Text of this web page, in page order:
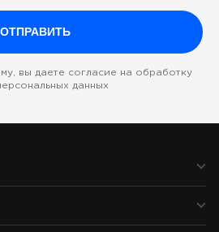
вы даете согласие на обработку
данных